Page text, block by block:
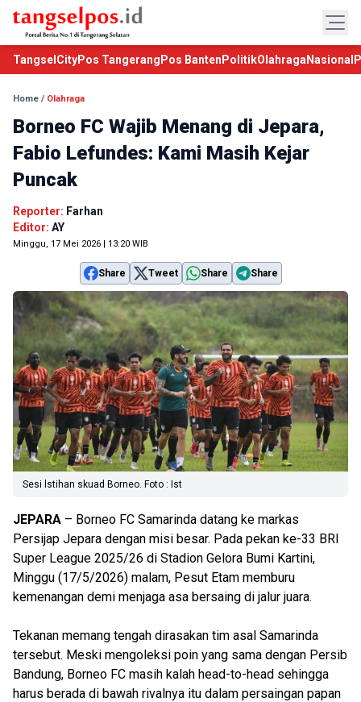
TangselCityPos Tangerang Pos Banten PolitikOlahraga Nasional
Home / Olahraga
Borneo FC Wajib Menang di Jepara,
Fabio Lefundes: Kami Masih Kejar
Puncak
Reporter: Farhan
Editor: AY
Minggu, 17 Mei 2026 | 13:20 WIB
Share Tweet Share Share
Sesi lstihan skuad Borneo. Foto : Ist
JEPARA – Borneo FC Samarinda datang ke markas
Persijap Jepara dengan misi besar. Pada pekan ke-33 BRI
Super League 2025/26 di Stadion Gelora Bumi Kartini,
Minggu (17/5/2026) malam, Pesut Etam memburu
kemenangan demi menjaga asa bersaing di jalur juara.
Tekanan memang tengah dirasakan tim asal Samarinda
tersebut. Meski mengoleksi poin yang sama dengan Persib
Bandung, Borneo FC masih kalah head-to-head sehingga
harus berada di bawah rivalnya itu dalam persaingan papan